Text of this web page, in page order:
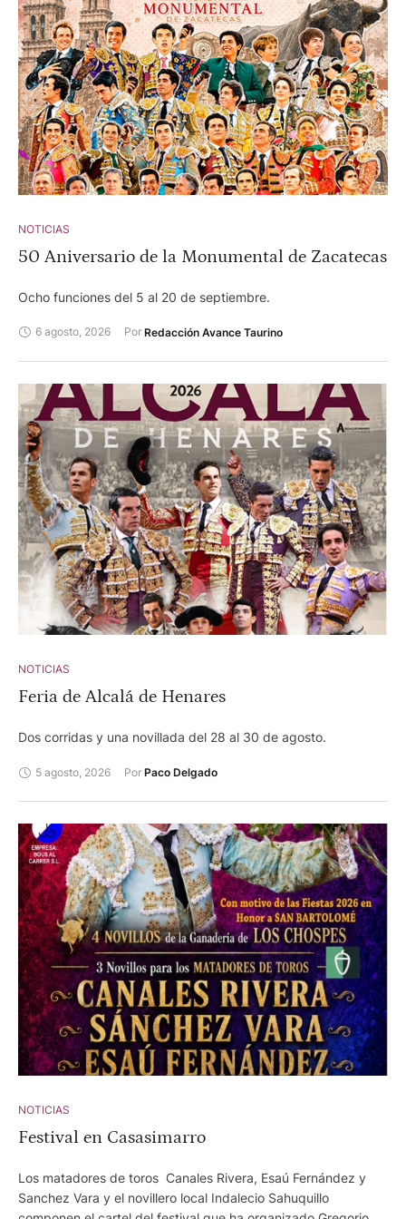
NOTICIAS
50 Aniversario de la Monumental de Zacatecas
Ocho funciones del 5 al 20 de septiembre.
6 agosto, 2026 Por Redacción Avance Taurino
NOTICIAS
Feria de Alcalá de Henares
Dos corridas y una novillada del 28 al 30 de agosto.
5 agosto, 2026 Por Paco Delgado
NOTICIAS
Festival en Casasimarro
Los matadores de toros Canales Rivera, Esaú Fernández y
Sanchez Vara y el novillero local Indalecio Sahuquillo